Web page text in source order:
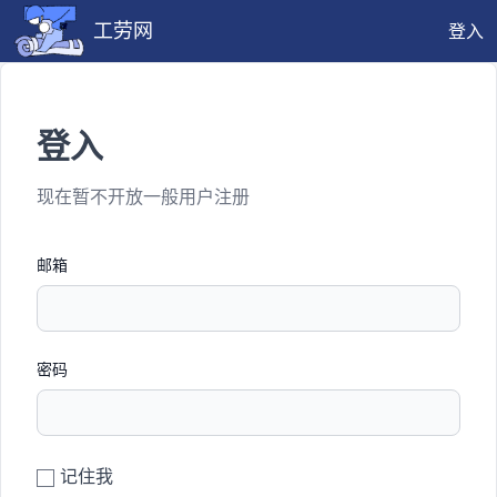
工劳网 登入
登入
现在暂不开放一般用户注册
邮箱
密码
记住我